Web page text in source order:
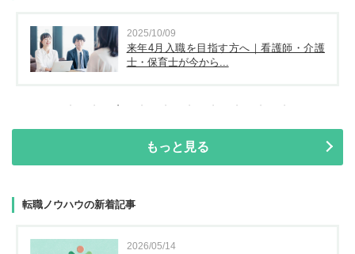
2025/10/09
来年4月入職を目指す方へ｜看護師・介護
士・保育士が今から...
もっと見る
転職ノウハウの新着記事
2026/05/14